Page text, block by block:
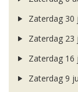
Zaterdag 30
Zaterdag 23
Zaterdag 16
Zaterdag 9